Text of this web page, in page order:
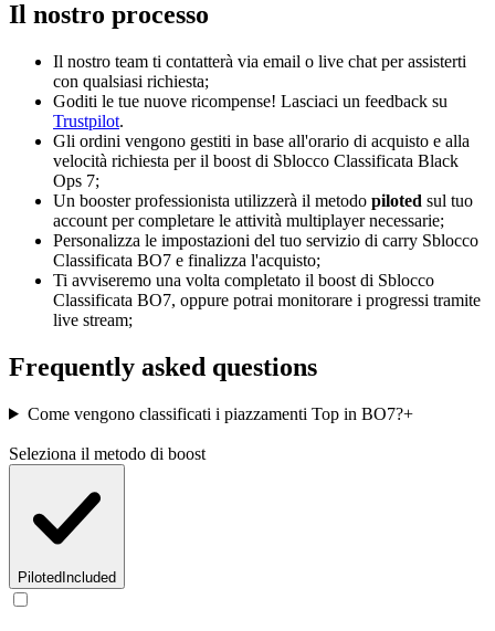
Il nostro processo
Il nostro team ti contatterà via email o live chat per assisterti
con qualsiasi richiesta;
Goditi le tue nuove ricompense! Lasciaci un feedback su
Trustpilot.
Gli ordini vengono gestiti in base all'orario di acquisto e alla
velocità richiesta per il boost di Sblocco Classificata Black
Ops 7;
Un booster professionista utilizzerà il metodo piloted sul tuo
account per completare le attività multiplayer necessarie;
Personalizza le impostazioni del tuo servizio di carry Sblocco
Classificata BO7 e finalizza l'acquisto;
Ti avviseremo una volta completato il boost di Sblocco
Classificata BO7, oppure potrai monitorare i progressi tramite
live stream;
Frequently asked questions
Come vengono classificati i piazzamenti Top in BO7?+
Seleziona il metodo di boost
Piloted Included